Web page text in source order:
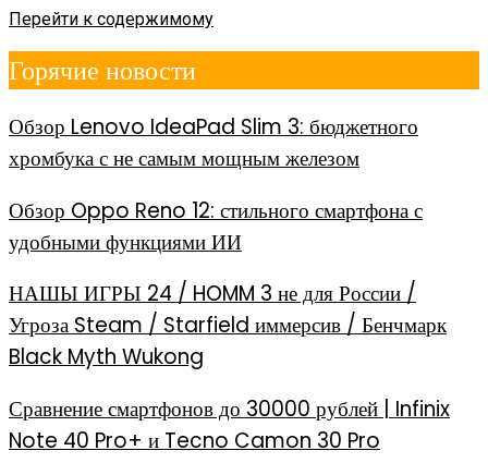
Перейти к содержимому
Горячие новости
Обзор Lenovo IdeaPad Slim 3: бюджетного
хромбука с не самым мощным железом
Обзор Oppo Reno 12: стильного смартфона с
удобными функциями ИИ
НАШЫ ИГРЫ 24 / HOMM 3 не для России /
Угроза Steam / Starfield иммерсив / Бенчмарк
Black Myth Wukong
Сравнение смартфонов до 30000 рублей | Infinix
Note 40 Pro+ и Tecno Camon 30 Pro